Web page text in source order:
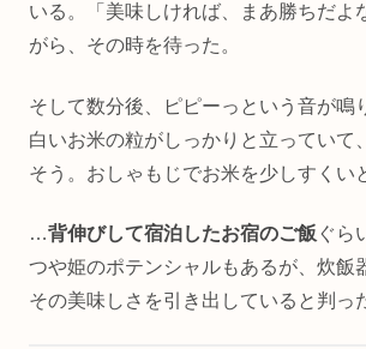
いる。「美味しければ、まあ勝ちだよ
がら、その時を待った。
そして数分後、ピピーっという音が鳴
白いお米の粒がしっかりと立っていて
そう。おしゃもじでお米を少しすくい
…背伸びして宿泊したお宿のご飯 ぐら
つや姫のポテンシャルもあるが、炊飯
その美味しさを引き出していると判っ